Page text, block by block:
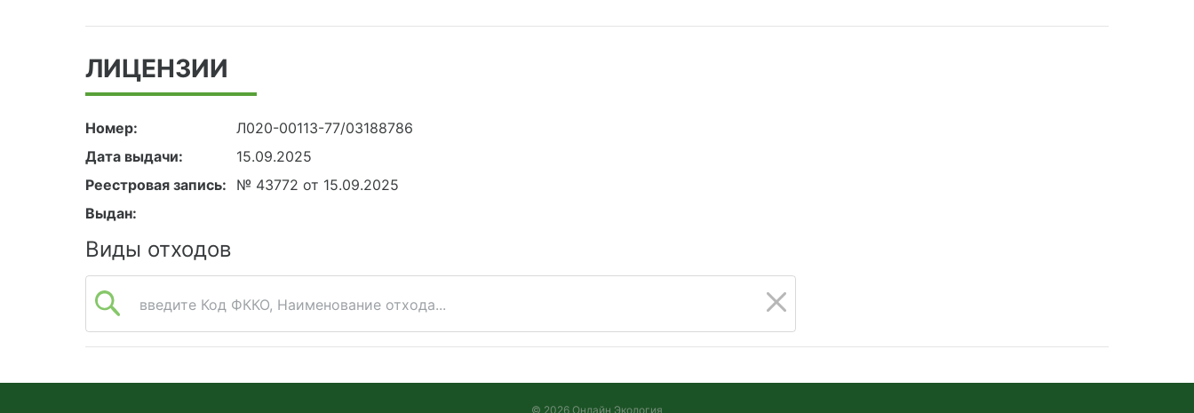
ЛИЦЕНЗИИ
Номер:
Л020-00113-77/03188786
Дата выдачи:
15.09.2025
Реестровая запись:
№ 43772 от 15.09.2025
Выдан:
Виды отходов
введите Код ФККО, Наименование отхода...
© 2026 Онлайн Экология